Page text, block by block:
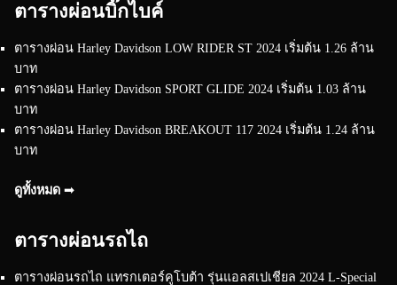
ตารางผ่อนบิ๊กไบค์
ตารางผ่อน Harley Davidson LOW RIDER ST 2024 เริ่มต้น 1.26 ล้าน
บาท
ตารางผ่อน Harley Davidson SPORT GLIDE 2024 เริ่มต้น 1.03 ล้าน
บาท
ตารางผ่อน Harley Davidson BREAKOUT 117 2024 เริ่มต้น 1.24 ล้าน
บาท
ดูทั้งหมด ➟
ตารางผ่อนรถไถ
ตารางผ่อนรถไถ แทรกเตอร์คูโบต้า รุ่นแอลสเปเชียล 2024 L-Special